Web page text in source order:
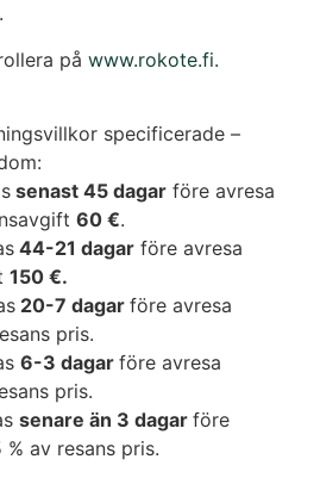
på www.rokote.fi.
specificerade –
senast 45 dagar före avresa
60 €.
44-21 dagar före avresa
150 €.
20-7 dagar före avresa
pris.
6-3 dagar före avresa
pris.
senare än 3 dagar före
av resans pris.